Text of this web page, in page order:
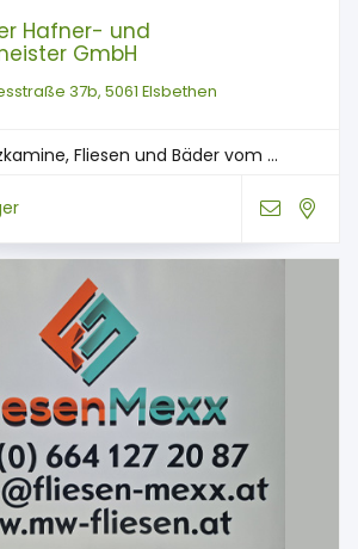
Hafner- und
GmbH
37b, 5061 Elsbethen
Fliesen und Bäder vom ...